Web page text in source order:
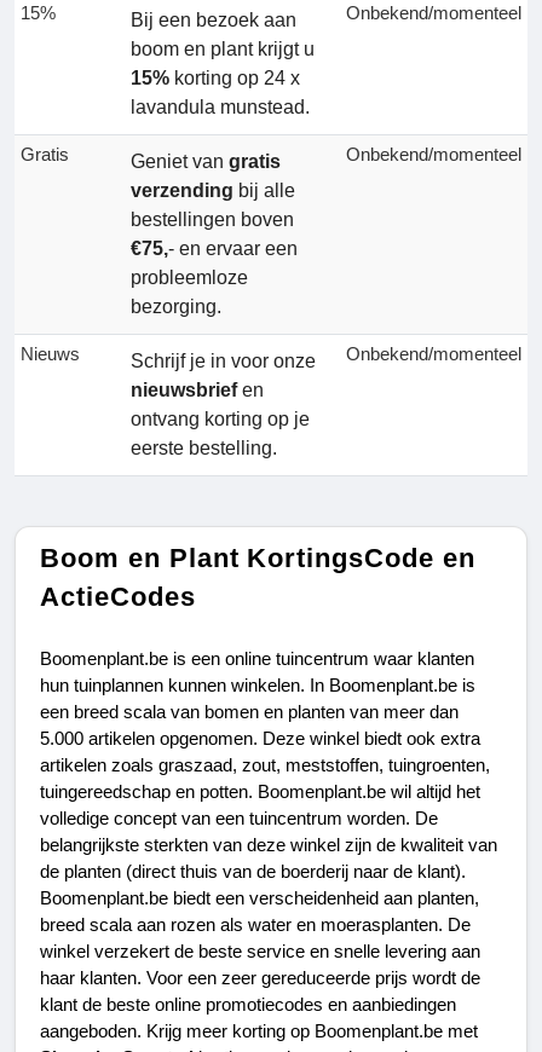
15%
Bij een bezoek aan
boom en plant krijgt u
15% korting op 24 x
lavandula munstead.
Onbekend/momenteel
Gratis Geniet van gratis
verzending bij alle
bestellingen boven
€75,- en ervaar een
probleemloze
bezorging.
Onbekend/momenteel
Nieuws
Schrijf je in voor onze
nieuwsbriefen
ontvang korting op je
eerste bestelling.
Onbekend/momenteel
Boom en Plant KortingsCode en
ActieCodes
Boomenplant.be is een online tuincentrum waar klanten
hun tuinplannen kunnen winkelen. In Boomenplant.be is
een breed scala van bomen en planten van meer dan
5.000 artikelen opgenomen. Deze winkel biedt ook extra
artikelen zoals graszaad, zout, meststoffen, tuingroenten,
tuingereedschap en potten. Boomenplant.be wil altijd het
volledige concept van een tuincentrum worden. De
belangrijkste sterkten van deze winkel zijn de kwaliteit van
de planten (direct thuis van de boerderij naar de klant).
Boomenplant.be biedt een verscheidenheid aan planten,
breed scala aan rozen als water en moerasplanten. De
winkel verzekert de beste service en snelle levering aan
haar klanten. Voor een zeer gereduceerde prijs wordt de
klant de beste online promotiecodes en aanbiedingen